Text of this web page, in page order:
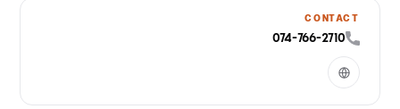
CONTACT
074-766-2710